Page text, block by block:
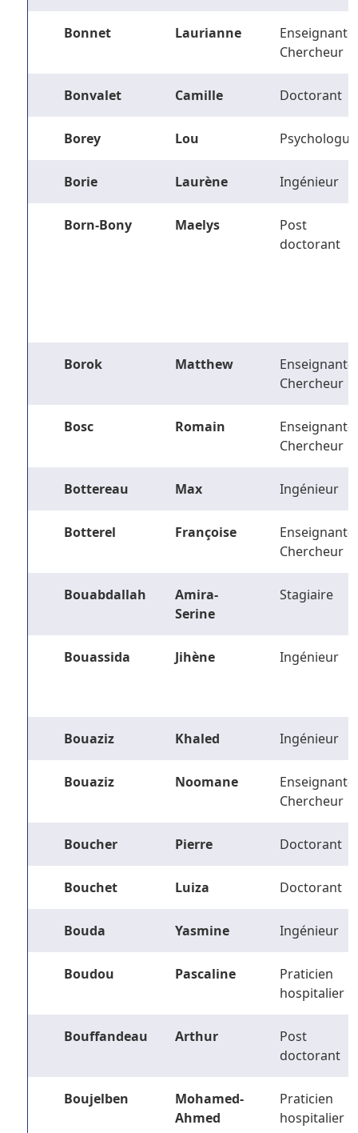
Bonnet Laurianne
Enseignant-
Chercheur
Bonvalet Camille Doctorant
Borey Lou Psychologue
Borie Laurène Ingénieur
Born-Bony Maelys
Post
doctorant
Borok Matthew
Enseignant-
Chercheur
Bosc Romain
Enseignant-
Chercheur
Bottereau Max Ingénieur
Botterel Françoise
Enseignant-
Chercheur
Bouabdallah
Amira-
Serine
Stagiaire
Bouassida Jihène Ingénieur
Bouaziz Khaled Ingénieur
Bouaziz Noomane
Enseignant-
Chercheur
Boucher Pierre Doctorant
Bouchet Luiza Doctorant
Bouda Yasmine Ingénieur
Boudou Pascaline
Praticien
hospitalier
Bouffandeau Arthur
Post
doctorant
Boujelben
Mohamed-
Ahmed
Praticien
hospitalier